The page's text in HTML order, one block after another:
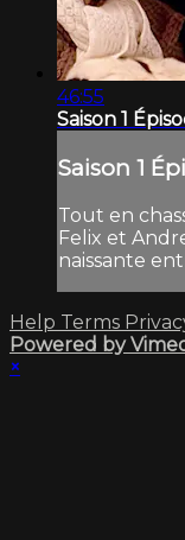
46:55
Saison 1
Saison 1
Tout en
Felix et
naissante
Help Terms
Powered by
×